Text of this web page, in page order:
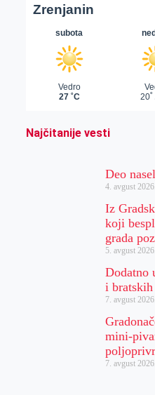
Najčitanije vesti
Deo
4. avgust 2026.
Iz
koji
grada
5. avgust 2026.
Dodatno
i bratskih
7. avgust 2026.
mini-
7. avgust 2026.